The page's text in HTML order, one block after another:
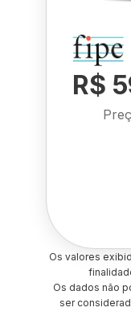
R$
Os valores
Os dados não
ser